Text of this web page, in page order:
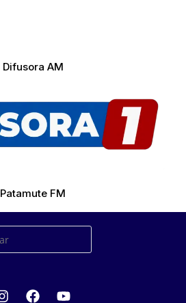
Difusora AM
Patamute FM